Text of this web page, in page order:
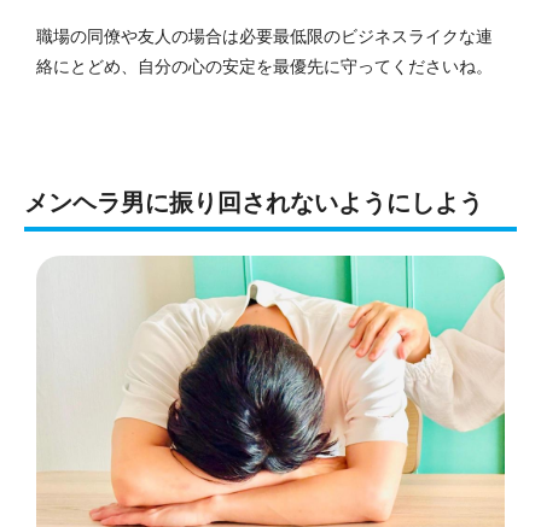
職場の同僚や友人の場合は必要最低限のビジネスライクな連
絡にとどめ、自分の心の安定を最優先に守ってくださいね。
メンヘラ男に振り回されないようにしよう